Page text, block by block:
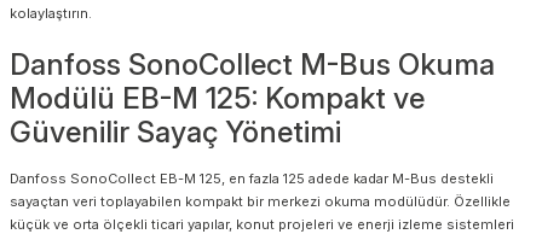
kolaylaştırın.
Danfoss SonoCollect M-Bus Okuma
Modülü EB-M 125: Kompakt ve
Güvenilir Sayaç Yönetimi
Danfoss SonoCollect EB-M 125, en fazla 125 adede kadar M-Bus destekli
sayaçtan veri toplayabilen kompakt bir merkezi okuma modülüdür. Özellikle
küçük ve orta ölçekli ticari yapılar, konut projeleri ve enerji izleme sistemleri